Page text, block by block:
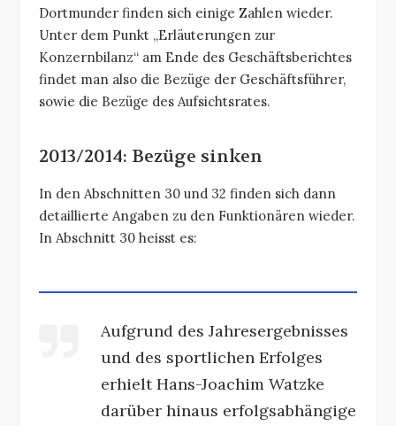
Dortmunder finden sich einige Zahlen wieder.
Unter dem Punkt „Erläuterungen zur
Konzernbilanz“ am Ende des Geschäftsberichtes
findet man also die Bezüge der Geschäftsführer,
sowie die Bezüge des Aufsichtsrates.
2013/2014: Bezüge sinken
In den Abschnitten 30 und 32 finden sich dann
detaillierte Angaben zu den Funktionären wieder.
In Abschnitt 30 heisst es:
Aufgrund des Jahresergebnisses
und des sportlichen Erfolges
erhielt Hans-Joachim Watzke
darüber hinaus erfolgsabhängige